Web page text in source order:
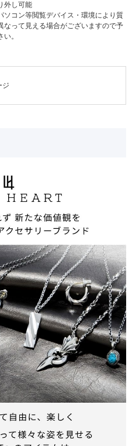
外し可能
ソコン等閲覧デバイス・環境により質
なって見える場合がございますので予
。
ジ